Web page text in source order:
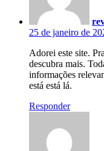
25 de janeiro de
Adorei este site.
descubra mais.
informações
está está lá.
Responder